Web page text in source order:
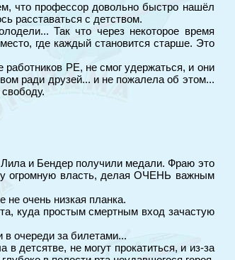
что профессор довольно быстро нашёл
расставаться с детством.
Так что через некоторое время
где каждый становится старше. Это
PE, не смог удержаться, и они
ради друзей... и не пожалела об этом...
Лила и Бендер получили медали. Фраю это
огромную власть, делая ОЧЕНЬ важным
не очень низкая планка.
куда простым смертным вход зачастую
в очереди за билетами...
детсятве, не могут прокатиться, и из-за